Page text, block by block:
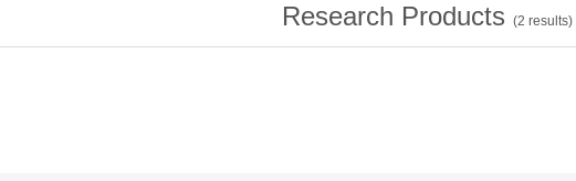
Research Products (2 results)